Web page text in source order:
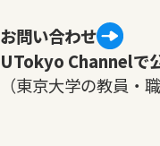
お問い合わせ
UTokyo Channelで
（東京大学の教員・